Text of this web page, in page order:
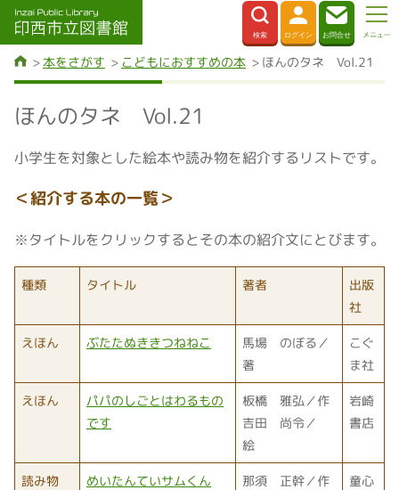
本をさがす こどもにおすすめの本 ほんのタネ Vol.21
ほんのタネ Vol.21
小学生を対象とした絵本や読み物を紹介するリストです。
＜紹介する本の一覧＞
※タイトルをクリックするとその本の紹介文にとびます。
種類 タイトル 著者
出版
社
えほん ぶたたぬききつねねこ
馬場 のぼる／
著
こぐ
ま社
えほん
パパのしごとはわるもの
です
板橋 雅弘／作
吉田 尚令／
絵
岩崎
書店
読み物
めいたんていサムくん
那須 正幹／作
童心